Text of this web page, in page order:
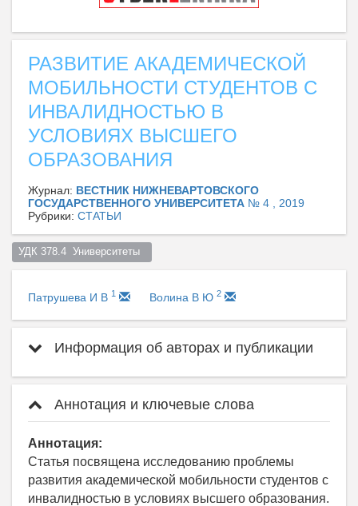
РАЗВИТИЕ АКАДЕМИЧЕСКОЙ
МОБИЛЬНОСТИ СТУДЕНТОВ С
ИНВАЛИДНОСТЬЮ В
УСЛОВИЯХ ВЫСШЕГО
ОБРАЗОВАНИЯ
Журнал: ВЕСТНИК НИЖНЕВАРТОВСКОГО
ГОСУДАРСТВЕННОГО УНИВЕРСИТЕТА № 4 , 2019
Рубрики: СТАТЬИ
УДК 378.4  Университеты
Патрушева И В 1 Волина В Ю 2
Информация об авторах и публикации
Аннотация и ключевые слова
Аннотация:
Статья посвящена исследованию проблемы
развития академической мобильности студентов с
инвалидностью в условиях высшего образования.